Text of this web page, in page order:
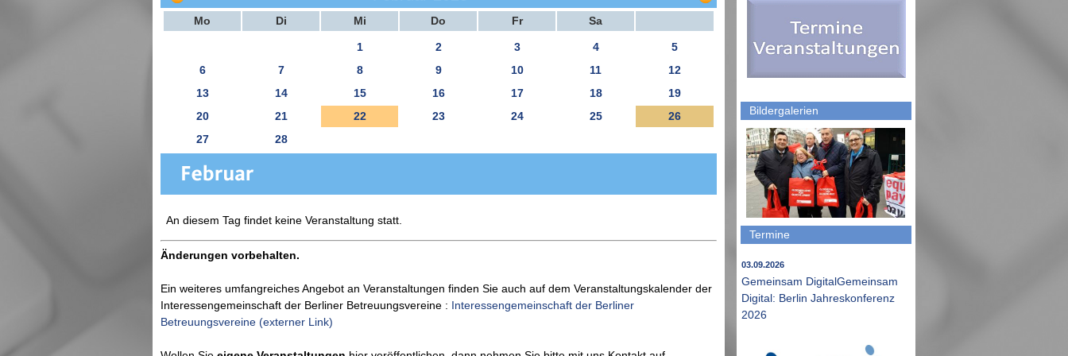
Mo Di Mi Do Fr Sa
1 2 3 4
5
6
7 8 9 10 11
12
13
14 15 16 17 18
19
20
21 22 23 24 25
26
27
28
An diesem Tag findet keine Veranstaltung statt.
Änderungen vorbehalten.
Ein weiteres umfangreiches Angebot an Veranstaltungen finden Sie auch auf dem Veranstaltungskalender der
Interessengemeinschaft der Berliner Betreuungsvereine : Interessengemeinschaft der Berliner
Betreuungsvereine (externer Link)
Bildergalerien
Termine
03.09.2026
Gemeinsam DigitalGemeinsam
Digital: Berlin Jahreskonferenz
2026